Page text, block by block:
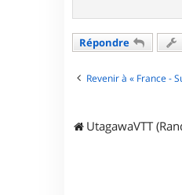
c
e
d
Répondre
Revenir à « France -
UtagawaVTT